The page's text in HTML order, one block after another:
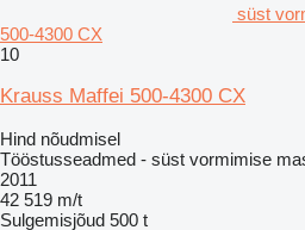
süst
500-4300 CX
10
Krauss Maffei 500-4300 CX
Hind nõudmisel
Tööstusseadmed - süst vormimise
2011
42 519 m/t
Sulgemisjõud 500 t